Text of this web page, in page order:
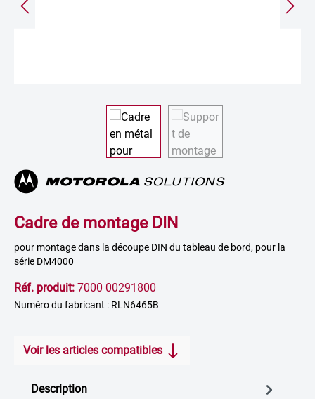
Cadre de montage DIN
pour montage dans la découpe DIN du tableau de bord, pour la
série DM4000
Réf. produit: 7000 00291800
Numéro du fabricant : RLN6465B
Voir les articles compatibles
Description